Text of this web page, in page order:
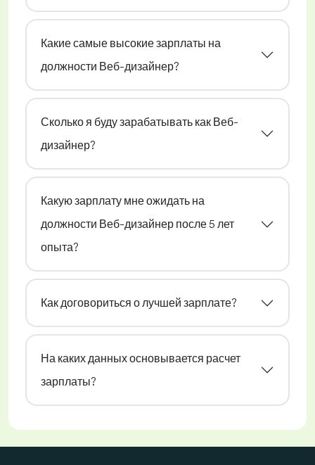
Какие самые высокие зарплаты на
должности Веб-дизайнер?
Сколько я буду зарабатывать как Веб-
дизайнер?
Какую зарплату мне ожидать на
должности Веб-дизайнер после 5 лет
опыта?
Как договориться о лучшей зарплате?
На каких данных основывается расчет
зарплаты?